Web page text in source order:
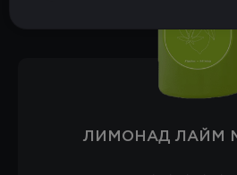
ЛИМОНАД ЛАЙМ